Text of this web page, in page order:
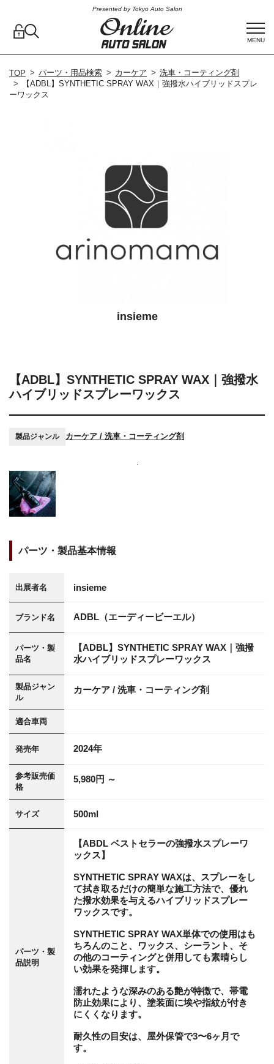
Presented by Tokyo Auto Salon
MENU
TOP パーツ・用品検索 カーケア
洗車・コーティング剤
【ADBL】SYNTHETIC SPRAY WAX｜強撥水ハイブリッドスプレ
ーワックス
【ADBL】SYNTHETIC SPRAY WAX｜強撥水
ハイブリッドスプレーワックス
製品ジャンル カーケア / 洗車・コーティング剤
パーツ・製品基本情報
出展者名 insieme
ブランド名 ADBL（エーディービーエル）
パーツ・製
品名
【ADBL】SYNTHETIC SPRAY WAX｜強撥
水ハイブリッドスプレーワックス
製品ジャン
ル
カーケア / 洗車・コーティング剤
適合車両
発売年 2024年
参考販売価
格
5,980円 ～
サイズ 500ml
パーツ・製
品説明
【ABDL ベストセラーの強撥水スプレーワ
ックス】
SYNTHETIC SPRAY WAXは、スプレーをし
て拭き取るだけの簡単な施工方法で、優れ
た撥水効果を与えるハイブリッドスプレー
ワックスです。
SYNTHETIC SPRAY WAX単体での使用はも
ちろんのこと、ワックス、シーラント、そ
の他のコーティングと併用しても素晴らし
い効果を発揮します。
濡れたような深みのある艶が特徴で、帯電
防止効果により、塗装面に埃や指紋が付き
にくくなります。
耐久性の目安は、屋外保管で3〜6ヶ月で
す。
insieme